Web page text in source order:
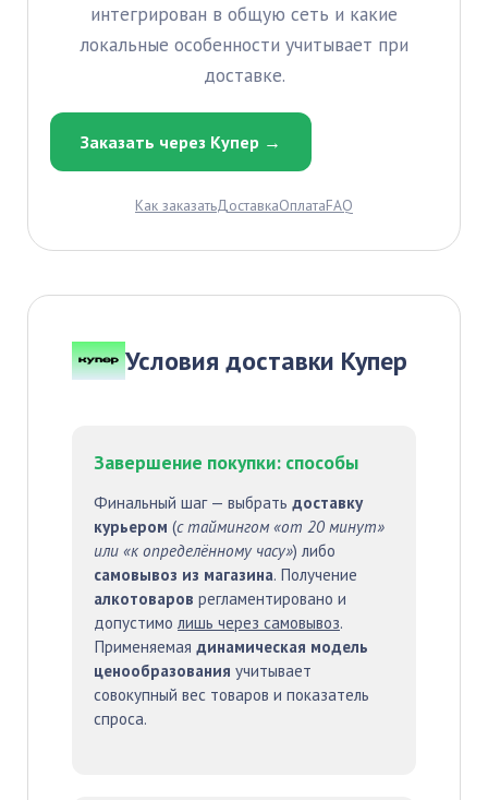
интегрирован в общую сеть и какие
локальные особенности учитывает при
доставке.
Заказать через Купер →
Как заказатьДоставкаОплатаFAQ
Условия доставки Купер
Завершение покупки: способы
Финальный шаг — выбрать доставку
курьером (с таймингом «от 20 минут»
или «к определённому часу») либо
самовывоз из магазина. Получение
алкотоваров регламентировано и
допустимо лишь через самовывоз.
Применяемая динамическая модель
ценообразования учитывает
совокупный вес товаров и показатель
спроса.